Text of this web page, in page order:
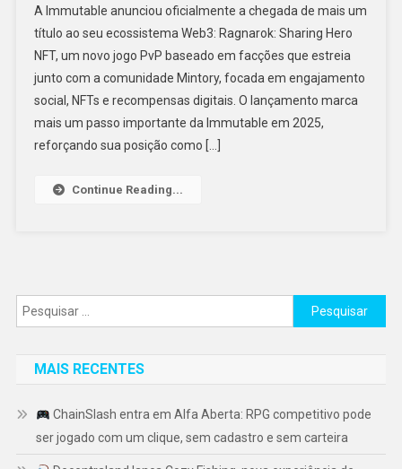
A Immutable anunciou oficialmente a chegada de mais um
título ao seu ecossistema Web3: Ragnarok: Sharing Hero
NFT, um novo jogo PvP baseado em facções que estreia
junto com a comunidade Mintory, focada em engajamento
social, NFTs e recompensas digitais. O lançamento marca
mais um passo importante da Immutable em 2025,
reforçando sua posição como […]
Continue Reading...
Pesquisar
por:
MAIS RECENTES
ChainSlash entra em Alfa Aberta: RPG competitivo pode
ser jogado com um clique, sem cadastro e sem carteira